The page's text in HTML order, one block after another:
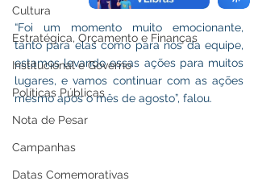
Cultura
Estratégica, Orçamento e Finanças
Institucional e Governo
Políticas Públicas
Nota de Pesar
Campanhas
Datas Comemorativas
“Foi um momento muito emocionante,
tanto para elas como para nós da equipe,
estamos levando essas ações para muitos
lugares, e vamos continuar com as ações
mesmo após o mês de agosto”, falou.